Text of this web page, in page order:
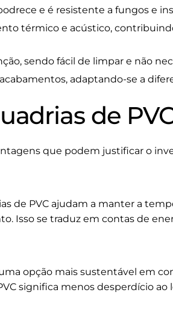
e é resistente a fungos e
térmico e acústico,
sendo fácil de limpar e não
adaptando-se a
de
que podem justificar o
de PVC ajudam a manter a
Isso se traduz em contas de
opção mais sustentável em
significa menos desperdício